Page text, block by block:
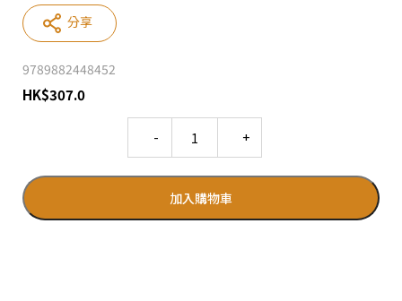
9789882448452
HK$307.0
加入購物車
分享